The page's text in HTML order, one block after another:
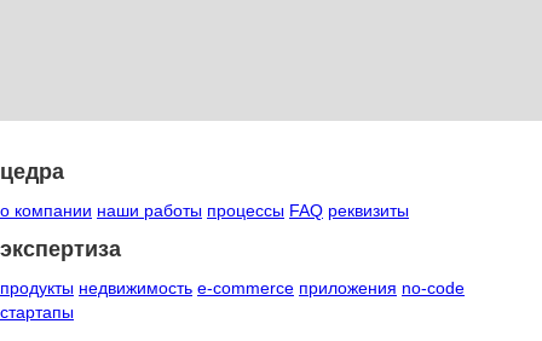
цедра
о компании наши работы процессы FAQ реквизиты
экспертиза
продукты недвижимость e-commerce приложения no-code
стартапы